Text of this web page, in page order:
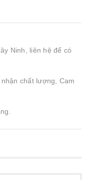
Ninh, liên hệ để có
chất lượng, Cam